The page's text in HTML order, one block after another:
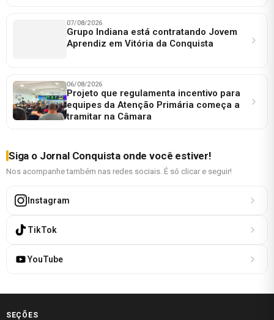
07/08/2026
Grupo Indiana está contratando Jovem
Aprendiz em Vitória da Conquista
06/08/2026
Projeto que regulamenta incentivo para
equipes da Atenção Primária começa a
tramitar na Câmara
Siga o Jornal Conquista onde você estiver!
Nos acompanhe também nas redes sociais. É só clicar e seguir!
Instagram
TikTok
YouTube
SEÇÕES